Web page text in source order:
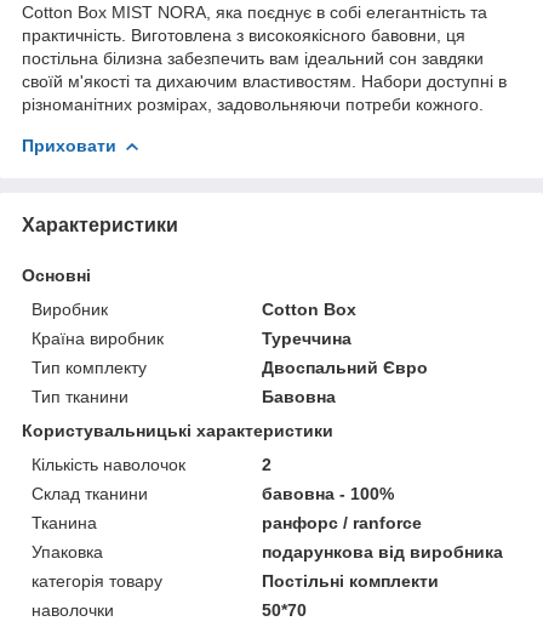
Cotton Box MIST NORA, яка поєднує в собі елегантність та
практичність. Виготовлена з високоякісного бавовни, ця
постільна білизна забезпечить вам ідеальний сон завдяки
своїй м'якості та дихаючим властивостям. Набори доступні в
різноманітних розмірах, задовольняючи потреби кожного.
Приховати
Характеристики
Основні
Виробник
Cotton Box
Країна виробник
Туреччина
Тип комплекту
Двоспальний Євро
Тип тканини
Бавовна
Користувальницькі характеристики
Кількість наволочок
2
Склад тканини
бавовна - 100%
Тканина
ранфорс / ranforce
Упаковка
подарункова від виробника
категорія товару
Постільні комплекти
наволочки
50*70